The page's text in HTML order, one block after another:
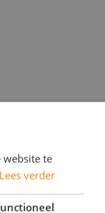
website te
Lees verder